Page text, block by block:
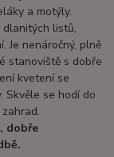
a motýly.
dlanitých listů,
Je nenáročný, plně
stanoviště s dobře
kvetení se
Skvěle se hodí do
dobře